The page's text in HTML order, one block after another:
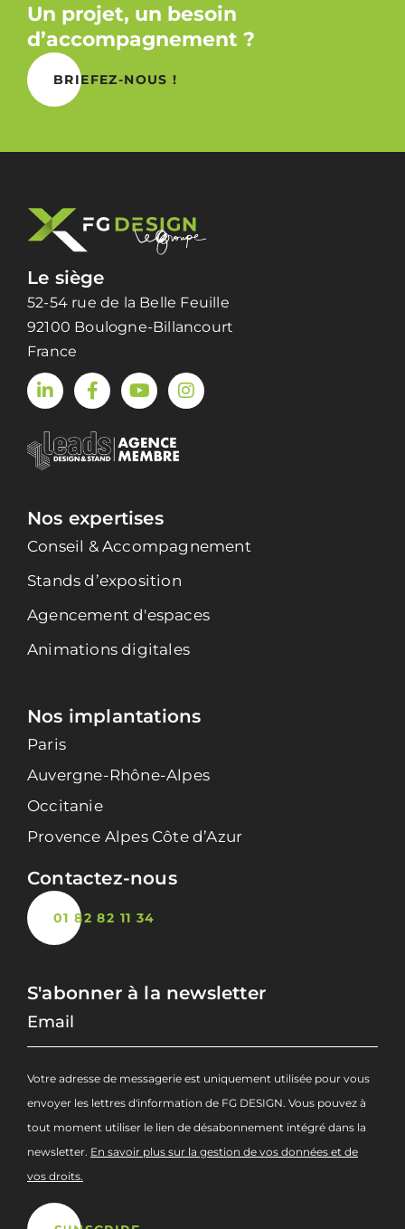
Un projet, un besoin
d’accompagnement ?
BRIEFEZ-NOUS !
Le siège
52-54 rue de la Belle Feuille
92100 Boulogne-Billancourt
France
Nos expertises
Conseil & Accompagnement
Stands d’exposition
Agencement d'espaces
Animations digitales
Nos implantations
Paris
Auvergne-Rhône-Alpes
Occitanie
Provence Alpes Côte d’Azur
Contactez-nous
01 82 82 11 34
S'abonner à la newsletter
Votre adresse de messagerie est uniquement utilisée pour vous
envoyer les lettres d'information de FG DESIGN. Vous pouvez à
tout moment utiliser le lien de désabonnement intégré dans la
newsletter. En savoir plus sur la gestion de vos données et de
vos droits.